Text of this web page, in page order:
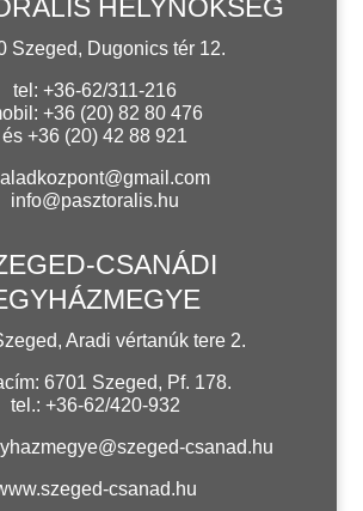
HELYNÖKSÉG
Szeged, Dugonics tér 12.
tel: +36-62/311-216
+36 (20) 82 80 476
és +36 (20) 42 88 921
info@pasztoralis.hu
CSANÁDI
Aradi vértanúk tere 2.
6701 Szeged, Pf. 178.
tel.: +36-62/420-932
csanad.hu
csanad.hu